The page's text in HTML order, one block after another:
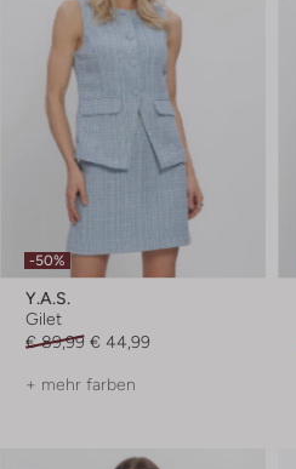
-50%
Y.a.s.
Gilet
€ 89,99 € 44,99
+ mehr farben